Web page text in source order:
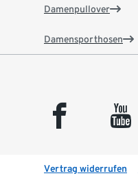
Damenpullover
Damensporthosen
facebook youtube
Vertrag widerrufen